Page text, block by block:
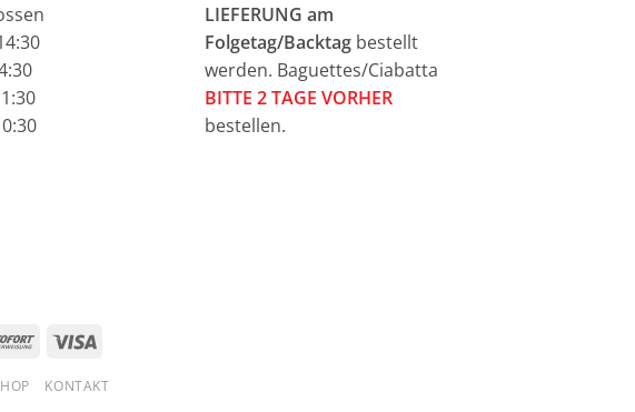
LIEFERUNG am
Folgetag/Backtag bestellt
werden. Baguettes/Ciabatta
BITTE 2 TAGE VORHER
bestellen.
Sofort Visa
KONTAKT